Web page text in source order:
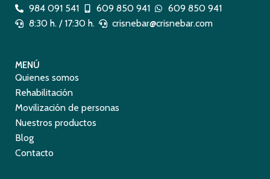
984 091 541
609 850 941
609 850 941
8:30 h. / 17:30 h.
crisnebar@crisnebar.com
MENÚ
Quienes somos
Rehabilitación
Movilización de personas
Nuestros productos
Blog
Contacto